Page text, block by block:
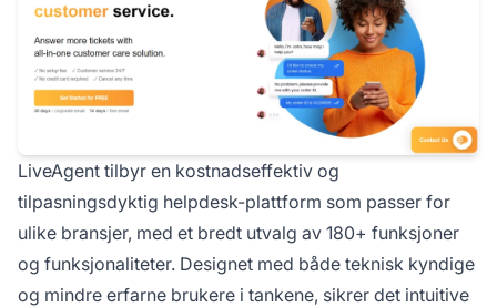
LiveAgent tilbyr en kostnadseffektiv og
tilpasningsdyktig helpdesk-plattform som passer for
ulike bransjer, med et bredt utvalg av 180+ funksjoner
og funksjonaliteter. Designet med både teknisk kyndige
og mindre erfarne brukere i tankene, sikrer det intuitive